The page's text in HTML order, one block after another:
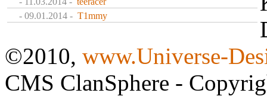
- 09.01.2014 - T1mmy
©2010, www.Universe-
CMS ClanSphere -